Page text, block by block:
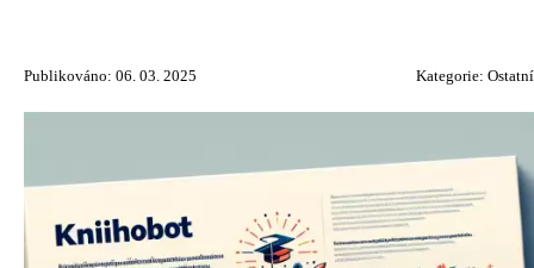
Publikováno: 06. 03. 2025 Kategorie: Ostatní